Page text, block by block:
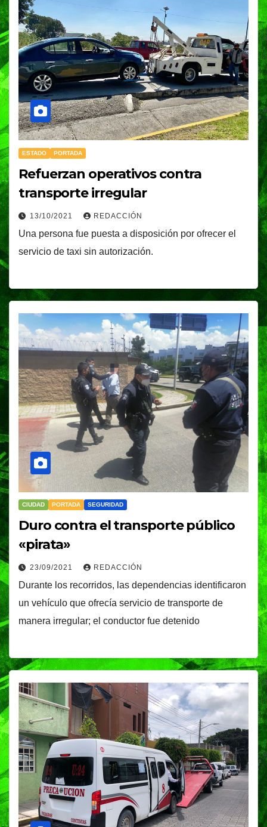
ESTADO PORTADA
Refuerzan operativos contra
transporte irregular
13/10/2021 REDACCIÓN
Una persona fue puesta a disposición por ofrecer el
servicio de taxi sin autorización.
CIUDAD PORTADA SEGURIDAD
Duro contra el transporte público
«pirata»
23/09/2021 REDACCIÓN
Durante los recorridos, las dependencias identificaron
un vehículo que ofrecía servicio de transporte de
manera irregular; el conductor fue detenido